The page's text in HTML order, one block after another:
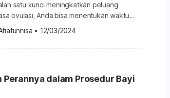
satu kunci meningkatkan peluang
ovulasi, Anda bisa menentukan waktu
Bagi Anda yang tidak punya jadwal
waktu ketika sel
dibuahi. Inilah mengapa ovulasi juga
• 12/03/2024
dalam Prosedur Bayi